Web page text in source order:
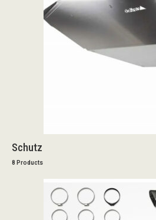
Schutz
8 Products